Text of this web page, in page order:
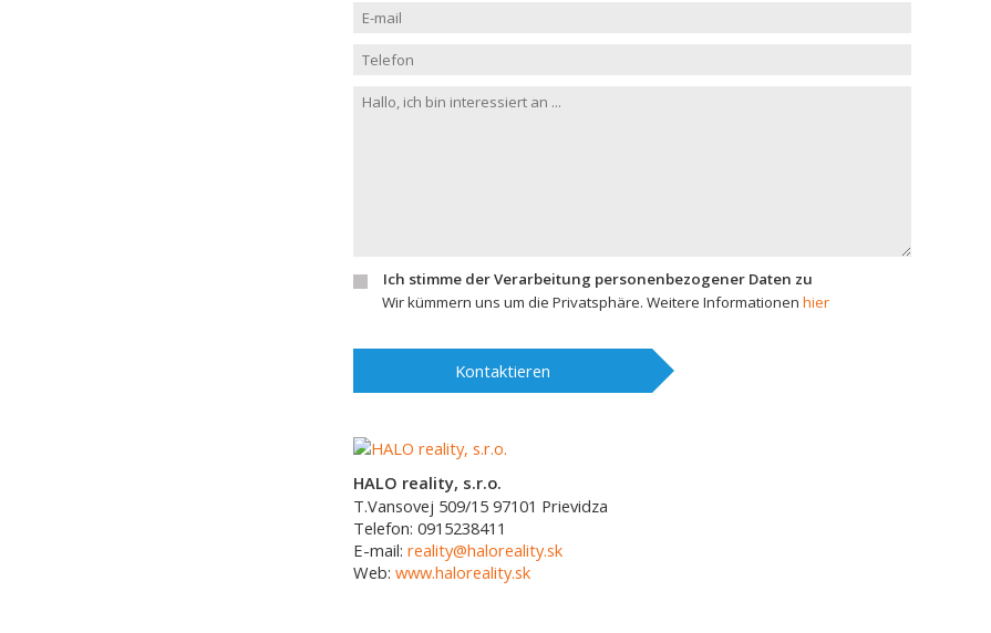
Ich stimme der Verarbeitung personenbezogener Daten zu
Wir kümmern uns um die Privatsphäre. Weitere Informationen hier
Kontaktieren
HALO reality, s.r.o.
T.Vansovej 509/15 97101 Prievidza
Telefon: 0915238411
E-mail: reality@haloreality.sk
Web: www.haloreality.sk